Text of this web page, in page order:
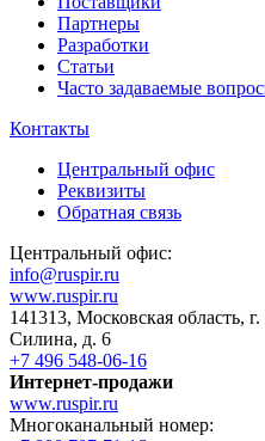
Партнеры
Разработки
Статьи
Часто задаваемые
Контакты
Центральный офис
Реквизиты
Обратная связь
Центральный офис:
info@ruspir.ru
www.ruspir.ru
141313, Московская область,
Силина, д. 6
+7 496 548-06-16
Интернет-продажи
www.ruspir.ru
Многоканальный номер: